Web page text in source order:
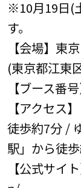
※10月19日(
す。
【会場】東
(東京都江東
【ブース番
【アクセス
徒歩約7分 /
駅」から徒
【公式サイト